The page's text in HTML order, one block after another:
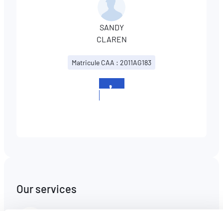
SANDY
CLAREN
Matricule CAA : 2011AG183
Our services